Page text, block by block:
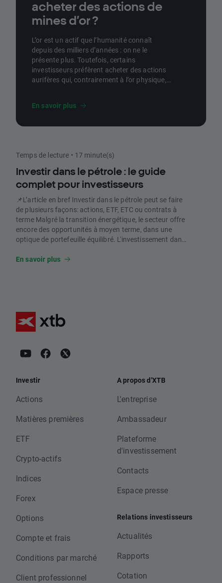
acheter des actions de
mines d’or ?
L’or est un actif que l’humanité connaît
depuis des milliers d’années : on ne le
présente plus. Toutefois, certains
investisseurs préfèrent acheter des actions
aurifères qui, contrairement à l’or physique,
d’investissement, et, si le prix des lingots d’or
rendements plus importants.
En savoir plus
Temps de lecture • 17 minute(s)
Investir dans le pétrole : le guide
complet pour investisseurs
📌L’article en bref Investir dans le pétrole peut se faire
de plusieurs façons: actions, ETF, ETC ou contrats à
terme Malgré la transition énergétique, le secteur offre
encore des opportunités à moyen terme, dans une
optique de portefeuille équilibré. L'investissement dans
imposent une gestion prudente et une diversification
En savoir plus
Investir
Actions
Matières premières
ETF
Crypto-actifs
Indices
Forex
Options
Compte et frais
Conditions par marché
Client professionnel
A propos d'XTB
L'entreprise
Ambassadeur
Plateforme
d'investissement
Contacts
Espace presse
Relations investisseurs
Actualités
Rapports
Cotation